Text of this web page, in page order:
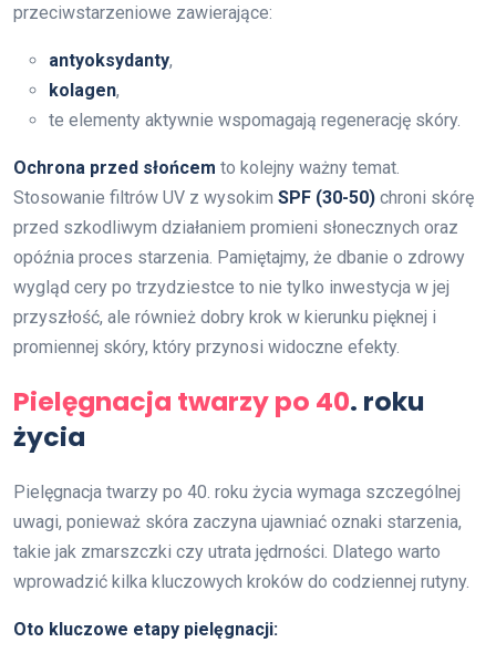
przeciwstarzeniowe zawierające:
antyoksydanty,
kolagen,
te elementy aktywnie wspomagają regenerację skóry.
Ochrona przed słońcem to kolejny ważny temat.
Stosowanie filtrów UV z wysokim SPF (30-50) chroni skórę
przed szkodliwym działaniem promieni słonecznych oraz
opóźnia proces starzenia. Pamiętajmy, że dbanie o zdrowy
wygląd cery po trzydziestce to nie tylko inwestycja w jej
przyszłość, ale również dobry krok w kierunku pięknej i
promiennej skóry, który przynosi widoczne efekty.
Pielęgnacja twarzy po 40. roku
życia
Pielęgnacja twarzy po 40. roku życia wymaga szczególnej
uwagi, ponieważ skóra zaczyna ujawniać oznaki starzenia,
takie jak zmarszczki czy utrata jędrności. Dlatego warto
wprowadzić kilka kluczowych kroków do codziennej rutyny.
Oto kluczowe etapy pielęgnacji: